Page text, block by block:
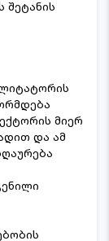
შეტანის
მიერ
და ამ